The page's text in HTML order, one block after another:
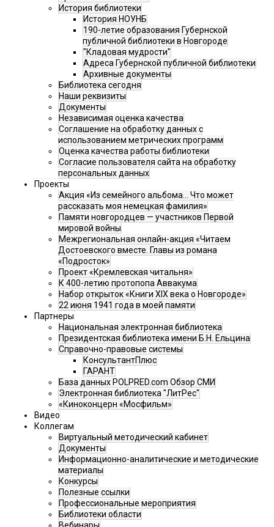
История библиотеки
История НОУНБ
190-летие образования Губернской
публичной библиотеки в Новгороде
"Кладовая мудрости"
Адреса Губернской публичной библиотеки
Архивные документы
Библиотека сегодня
Наши реквизиты
Документы
Независимая оценка качества
Соглашение на обработку данных с
использованием метрических программ
Оценка качества работы библиотеки
Согласие пользователя сайта на обработку
персональных данных
Проекты
Акция «Из семейного альбома... Что может
рассказать моя немецкая фамилия»
Памяти новгородцев — участников Первой
мировой войны
Межрегиональная онлайн-акция «Читаем
Достоевского вместе. Главы из романа
«Подросток»
Проект «Кремлевская читальня»
К 400-летию протопопа Аввакума
Набор открыток «Книги XIX века о Новгороде»
22 июня 1941 года в моей памяти
Партнеры
Национальная электронная библиотека
Президентская библиотека имени Б.Н. Ельцина
Справочно-правовые системы
КонсультантПлюс
ГАРАНТ
База данных POLPRED.com Обзор СМИ
Электронная библиотека "ЛитРес"
«Киноконцерн «Мосфильм»
Видео
Коллегам
Виртуальный методический кабинет
Документы
Информационно-аналитические и методические
материалы
Конкурсы
Полезные ссылки
Профессиональные мероприятия
Библиотеки области